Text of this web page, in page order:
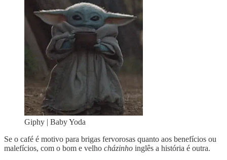
Giphy | Baby Yoda
Se o café é motivo para brigas fervorosas quanto aos benefícios ou
malefícios, com o bom e velho cházinho inglês a história é outra.